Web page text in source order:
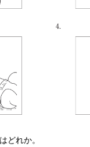
どれか。